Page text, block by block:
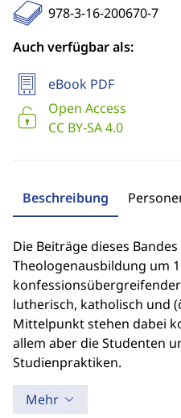
978-3-16-200670-7
Auch verfügbar als:
eBook PDF
Open Access
CC BY-SA 4.0
Beschreibung
Die Beiträge dieses
Theologenausbildung um
lutherisch, katholisch und
Mittelpunkt stehen dabei
allem aber die Studenten
Studienpraktiken.
Mehr